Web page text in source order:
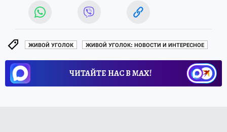
ЖИВОЙ УГОЛОК ЖИВОЙ УГОЛОК: НОВОСТИ И ИНТЕРЕСНОЕ
ЧИТАЙТЕ НАС В МАХ!